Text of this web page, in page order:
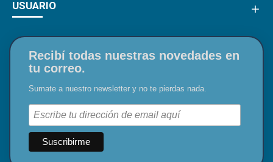
USUARIO
Recibí todas nuestras novedades en
tu correo.
Sumate a nuestro newsletter y no te pierdas nada.